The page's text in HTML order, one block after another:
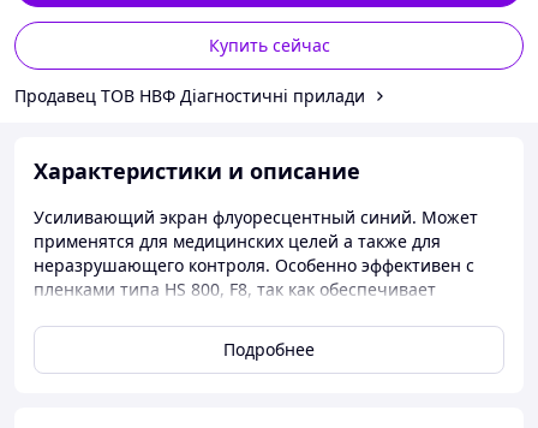
Купить сейчас
Продавец ТОВ НВФ Діагностичні прилади
Характеристики и описание
Усиливающий экран флуоресцентный синий. Может
применятся для медицинских целей а также для
неразрушающего контроля. Особенно эффективен с
пленками типа HS 800, F8, так как обеспечивает
Коэффициент усиления - 400.
Подробнее